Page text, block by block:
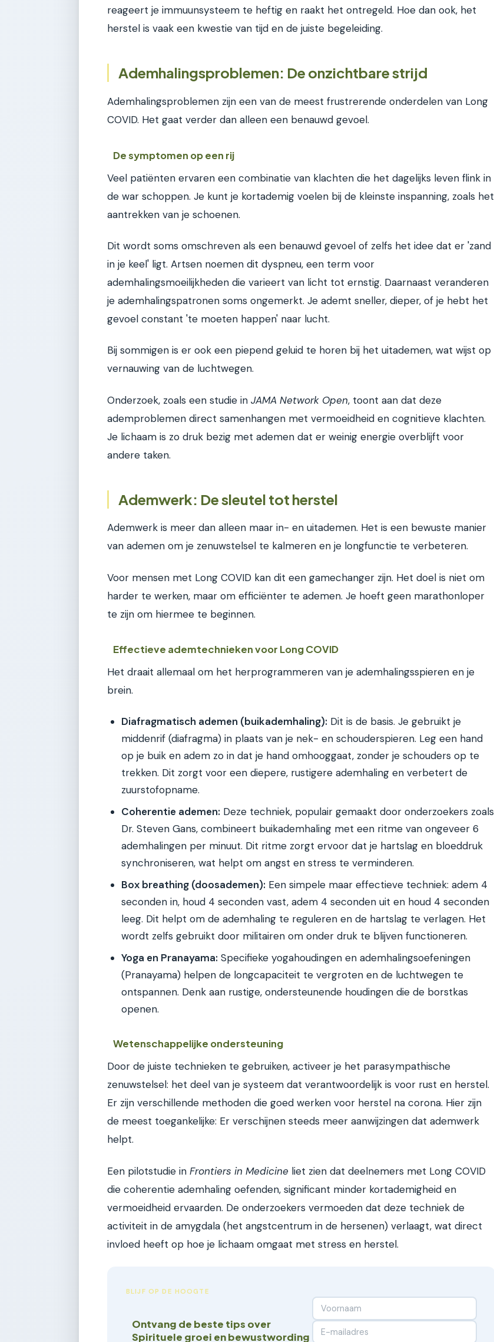
reageert je immuunsysteem te heftig en raakt het ontregeld. Hoe dan ook, het
herstel is vaak een kwestie van tijd en de juiste begeleiding.
Ademhalingsproblemen: De onzichtbare strijd
Ademhalingsproblemen zijn een van de meest frustrerende onderdelen van Long
COVID. Het gaat verder dan alleen een benauwd gevoel.
De symptomen op een rij
Veel patiënten ervaren een combinatie van klachten die het dagelijks leven flink in
de war schoppen. Je kunt je kortademig voelen bij de kleinste inspanning, zoals het
aantrekken van je schoenen.
Dit wordt soms omschreven als een benauwd gevoel of zelfs het idee dat er 'zand
in je keel' ligt. Artsen noemen dit dyspneu, een term voor
ademhalingsmoeilijkheden die varieert van licht tot ernstig. Daarnaast veranderen
je ademhalingspatronen soms ongemerkt. Je ademt sneller, dieper, of je hebt het
gevoel constant 'te moeten happen' naar lucht.
Bij sommigen is er ook een piepend geluid te horen bij het uitademen, wat wijst op
vernauwing van de luchtwegen.
Onderzoek, zoals een studie in JAMA Network Open, toont aan dat deze
ademproblemen direct samenhangen met vermoeidheid en cognitieve klachten.
Je lichaam is zo druk bezig met ademen dat er weinig energie overblijft voor
andere taken.
Ademwerk: De sleutel tot herstel
Ademwerk is meer dan alleen maar in- en uitademen. Het is een bewuste manier
van ademen om je zenuwstelsel te kalmeren en je longfunctie te verbeteren.
Voor mensen met Long COVID kan dit een gamechanger zijn. Het doel is niet om
harder te werken, maar om efficiënter te ademen. Je hoeft geen marathonloper
te zijn om hiermee te beginnen.
Effectieve ademtechnieken voor Long COVID
Het draait allemaal om het herprogrammeren van je ademhalingsspieren en je
brein.
Diafragmatisch ademen (buikademhaling): Dit is de basis. Je gebruikt je
middenrif (diafragma) in plaats van je nek- en schouderspieren. Leg een hand
op je buik en adem zo in dat je hand omhooggaat, zonder je schouders op te
trekken. Dit zorgt voor een diepere, rustigere ademhaling en verbetert de
zuurstofopname.
Coherentie ademen: Deze techniek, populair gemaakt door onderzoekers zoals
Dr. Steven Gans, combineert buikademhaling met een ritme van ongeveer 6
ademhalingen per minuut. Dit ritme zorgt ervoor dat je hartslag en bloeddruk
synchroniseren, wat helpt om angst en stress te verminderen.
Box breathing (doosademen): Een simpele maar effectieve techniek: adem 4
seconden in, houd 4 seconden vast, adem 4 seconden uit en houd 4 seconden
leeg. Dit helpt om de ademhaling te reguleren en de hartslag te verlagen. Het
wordt zelfs gebruikt door militairen om onder druk te blijven functioneren.
Yoga en Pranayama: Specifieke yogahoudingen en ademhalingsoefeningen
(Pranayama) helpen de longcapaciteit te vergroten en de luchtwegen te
ontspannen. Denk aan rustige, ondersteunende houdingen die de borstkas
openen.
Wetenschappelijke ondersteuning
Door de juiste technieken te gebruiken, activeer je het parasympathische
zenuwstelsel: het deel van je systeem dat verantwoordelijk is voor rust en herstel.
Er zijn verschillende methoden die goed werken voor herstel na corona. Hier zijn
de meest toegankelijke: Er verschijnen steeds meer aanwijzingen dat ademwerk
helpt.
Een pilotstudie in Frontiers in Medicine liet zien dat deelnemers met Long COVID
die coherentie ademhaling oefenden, significant minder kortademigheid en
vermoeidheid ervaarden. De onderzoekers vermoeden dat deze techniek de
activiteit in de amygdala (het angstcentrum in de hersenen) verlaagt, wat direct
invloed heeft op hoe je lichaam omgaat met stress en herstel.
BLIJF OP DE HOOGTE
Ontvang de beste tips over
Spirituele groei en bewustwording